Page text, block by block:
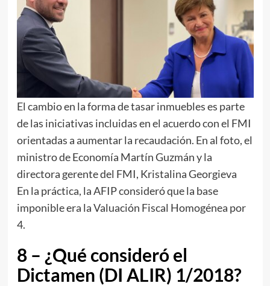
El cambio en la forma de tasar inmuebles es parte
de las iniciativas incluidas en el acuerdo con el FMI
orientadas a aumentar la recaudación. En al foto, el
ministro de Economía Martín Guzmán y la
directora gerente del FMI, Kristalina Georgieva
En la práctica, la AFIP consideró que la base
imponible era la Valuación Fiscal Homogénea por
4.
8 – ¿Qué consideró el
Dictamen (DI ALIR) 1/2018?